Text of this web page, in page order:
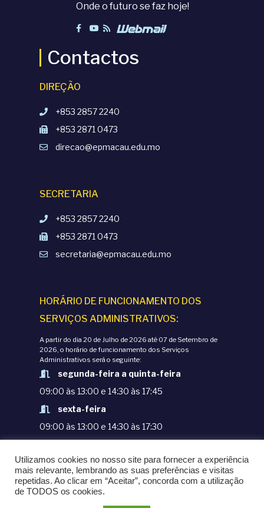
Onde o futuro se faz hoje!
Contactos
DIREÇÃO
+853 2857 2240
+853 2871 0473
direcao@epmacau.edu.mo
SECRETARIA
+853 2857 2240
+853 2871 0473
secretaria@epmacau.edu.mo
HORÁRIO DE FUNCIONAMENTO DOS
SERVIÇOS ADMINISTRATIVOS:
A partir do dia 20 de Julho de 2026 até 07 de Setembro de
2026, o horário de funcionamento dos Serviços
Administrativos será o seguinte:
segunda-feira a quinta-feira
09:00 às 13:00 e 14:30 às 17:45
sexta-feira
09:00 às 13:00 e 14:30 às 17:30
POLÍTICAS DE PRIVACIDADE
© COPYRIGHT 1998-2020. EPM - ESCOLA
PORTUGUESA DE MACAU
Utilizamos cookies no nosso site para fornecer a experiência
mais relevante, lembrando as suas preferências e visitas
repetidas. Ao clicar em “Aceitar”, concorda com a utilização
de TODOS os cookies.